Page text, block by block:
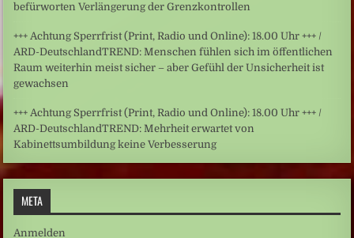
befürworten Verlängerung der Grenzkontrollen
+++ Achtung Sperrfrist (Print, Radio und Online): 18.00 Uhr +++ /
ARD-DeutschlandTREND: Menschen fühlen sich im öffentlichen
Raum weiterhin meist sicher – aber Gefühl der Unsicherheit ist
gewachsen
+++ Achtung Sperrfrist (Print, Radio und Online): 18.00 Uhr +++ /
ARD-DeutschlandTREND: Mehrheit erwartet von
Kabinettsumbildung keine Verbesserung
META
Anmelden